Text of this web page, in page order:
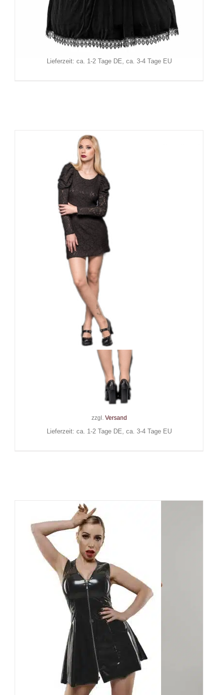
Sinister Kleid Brethar
Inkl. MwSt.
zzgl.Versand
Lieferzeit: ca. 1-2 Tage DE, ca. 3-4 Tage EU
Queen of Darkness Minikleid
Princess of Darkness
48,90 €
Inkl. MwSt.
zzgl. Versand
Lieferzeit: ca. 1-2 Tage DE, ca. 3-4 Tage EU